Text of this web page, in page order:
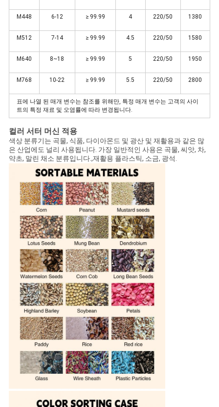
보
보
호
정
책
M448 6-12 ≥ 99.99 4 220/50 1380
M512 7-14 ≥ 99.99 4.5 220/50 1580
M640 8~18 ≥ 99.99 5 220/50 1950
M768 10-22 ≥ 99.99 5.5 220/50 2800
표에 나열 된 매개 변수는 참조를 위해만, 특정 매개 변수는 고객의 사이
트의 특정 재료 및 오염률에 따라 변경됩니다.
컬러 서터 머신 적용
색상 분류기는 곡물, 식품, 다이아몬드 및 광산 및 재활용과 같은 많
은 산업에도 널리 사용됩니다. 가장 일반적인 사용은 곡물, 씨앗, 차,
약초, 말린 채소 분류입니다.,재활용 플라스틱, 소금, 광석.